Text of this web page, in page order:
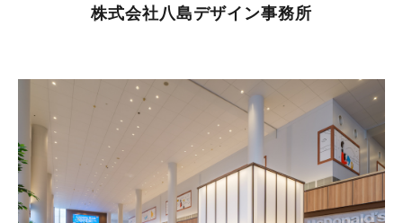
株式会社八島デザイン事務所